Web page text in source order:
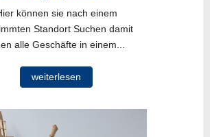
können sie nach einem
Standort Suchen damit
alle Geschäfte in einem...
weiterlesen